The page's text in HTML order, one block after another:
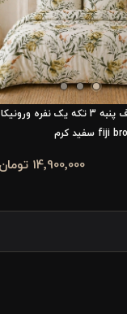
کاور لحاف پنبه 3 تکه یک نفره ورونیکا
14٬900٬000 تومان